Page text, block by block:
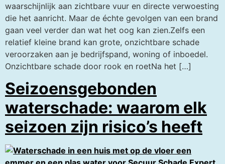
waarschijnlijk aan zichtbare vuur en directe verwoesting
die het aanricht. Maar de échte gevolgen van een brand
gaan veel verder dan wat het oog kan zien.Zelfs een
relatief kleine brand kan grote, onzichtbare schade
veroorzaken aan je bedrijfspand, woning of inboedel.
Onzichtbare schade door rook en roetNa het […]
Seizoensgebonden
waterschade: waarom elk
seizoen zijn risico’s heeft